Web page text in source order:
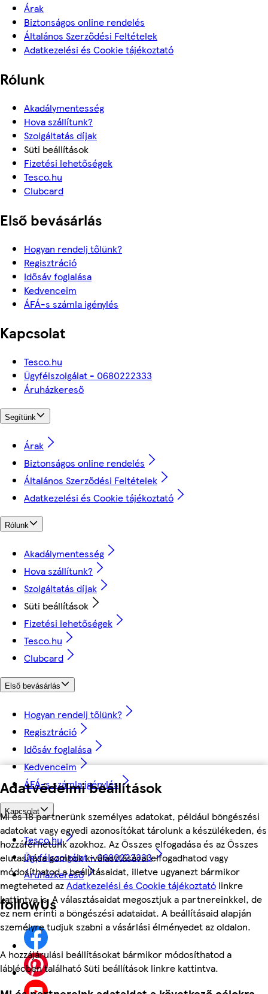
Adatvédelmi beállítások
Mi és 18 partnerünk személyes adatokat, például böngészési
adatokat vagy egyedi azonosítókat tárolunk a készülékeden, és
hozzáférhetünk azokhoz. Az Összes elfogadása és az Összes
elutasítása gombok kiválasztásával elfogadhatod vagy
módosíthatod a beállításaidat, illetve ugyanezt bármikor
megteheted azAdatkezelési és Cookie tájékoztató linkre
kattintva is. A választásaidat megosztjuk a partnereinkkel, de
ez nem érinti a böngészési adataidat. A beállításaid alapján
személyre tudjuk szabni a vásárlási élményedet az oldalon.
A hozzájárulási beállításokat bármikor módosíthatod a
láblécben található Süti beállítások linkre kattintva.
Árak
Biztonságos online rendelés
Általános Szerződési Feltételek
Adatkezelési és Cookie tájékoztató
Rólunk
Akadálymentesség
Hova szállítunk?
Szolgáltatás díjak
Süti beállítások
Fizetési lehetőségek
Tesco.hu
Clubcard
Első bevásárlás
Hogyan rendelj tőlünk?
Regisztráció
Idősáv foglalása
Kedvenceim
ÁFÁ-s számla igénylés
Kapcsolat
Tesco.hu
Ügyfélszolgálat - 0680222333
Áruházkereső
Segítünk
Árak
Biztonságos online rendelés
Általános Szerződési Feltételek
Adatkezelési és Cookie tájékoztató
Rólunk
Akadálymentesség
Hova szállítunk?
Szolgáltatás díjak
Süti beállítások
Fizetési lehetőségek
Tesco.hu
Clubcard
Első bevásárlás
Hogyan rendelj tőlünk?
Regisztráció
Idősáv foglalása
Kedvenceim
ÁFÁ-s számla igénylés
Kapcsolat
Tesco.hu
Ügyfélszolgálat - 0680222333
Áruházkereső
followUs